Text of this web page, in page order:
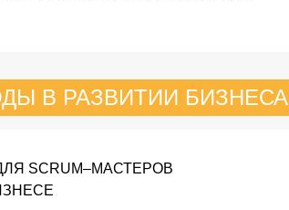
В РАЗВИТИИ БИЗНЕСА
SCRUM–МАСТЕРОВ